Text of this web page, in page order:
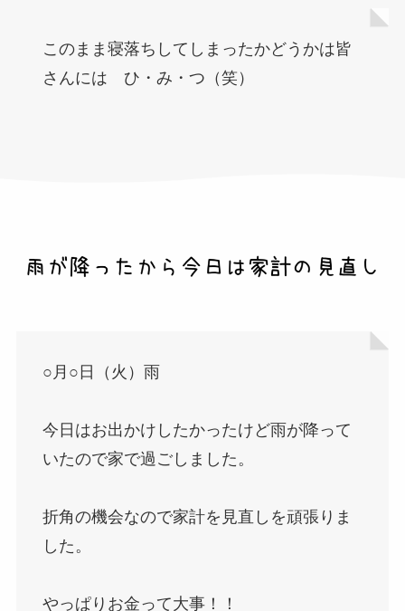
このまま寝落ちしてしまったかどうかは皆
さんには ひ・み・つ（笑）
○月○日（火）雨
今日はお出かけしたかったけど雨が降って
いたので家で過ごしました。
折角の機会なので家計を見直しを頑張りま
した。
やっぱりお金って大事！！